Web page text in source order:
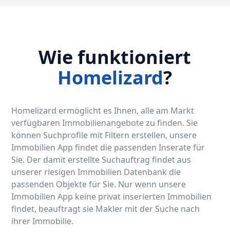
Wie funktioniert
Homelizard?
Homelizard ermöglicht es Ihnen, alle am Markt
verfügbaren Immobilienangebote zu finden. Sie
können Suchprofile mit Filtern erstellen, unsere
Immobilien App findet die passenden Inserate für
Sie. Der damit erstellte Suchauftrag findet aus
unserer riesigen Immobilien Datenbank die
passenden Objekte für Sie. Nur wenn unsere
Immobilien App keine privat inserierten Immobilien
findet, beauftragt sie Makler mit der Suche nach
ihrer Immobilie.